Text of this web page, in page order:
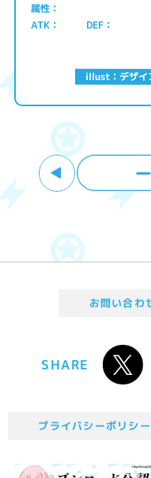
illust：デザイ
属性
ATK
DEF
お問い合わ
SHARE
プライバシーポリシー